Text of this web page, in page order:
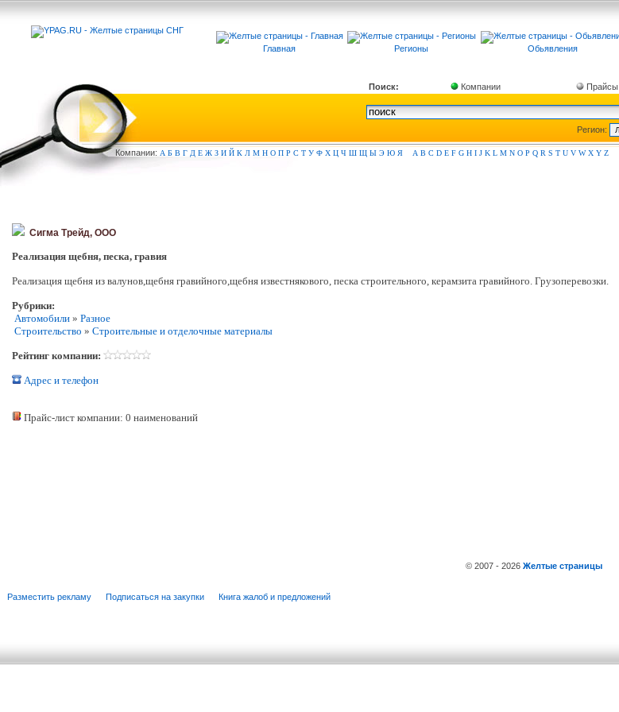
Главная Регионы Обьявления
Поиск: Компании Прайсы
Регион:
Компании: А Б В Г Д Е Ж З И Й К Л М Н О П Р С Т У Ф Х Ц Ч Ш Щ Ы Э Ю Я A B C D E F G H I J K L M N O P Q R S T U V W X Y Z
Сигма Трейд, ООО
Реализация щебня, песка, гравия
Реализация щебня из валунов,щебня гравийного,щебня известнякового, песка строительного, керамзита гравийного. Грузоперевозки.
Рубрики:
Автомобили » Разное
Строительство » Строительные и отделочные материалы
Рейтинг компании:
Адрес и телефон
Прайс-лист компании: 0 наименований
© 2007 - 2026 Желтые страницы
Разместить рекламу Подписаться на закупки Книга жалоб и предложений